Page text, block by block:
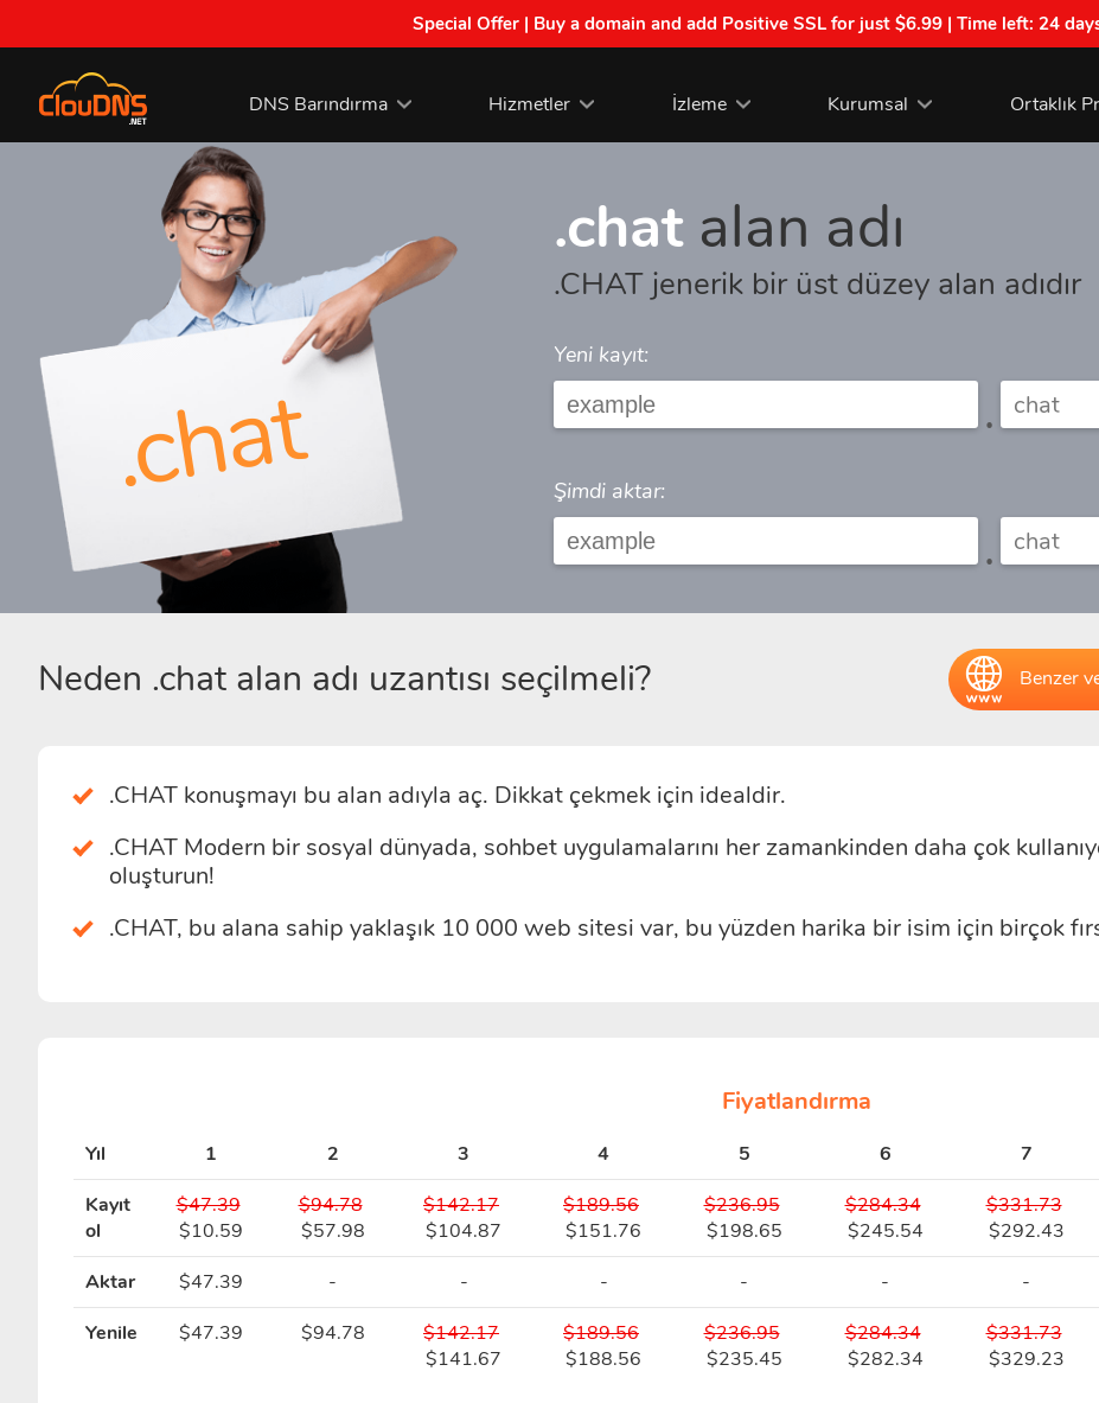
Special Offer | Buy a domain and add Positive SSL for just $6.99 | Time left: 24
DNS Barındırma Hizmetler İzleme Kurumsal Ortaklık
.chat
.chatalan adı
.CHAT jenerik bir üst düzey alan adıdır
Yeni kayıt:
.
Şimdi aktar:
.
Neden .chat alan adı uzantısı seçilmeli? Benzer
.CHAT konuşmayı bu alan adıyla aç. Dikkat çekmek için idealdir.
.CHAT Modern bir sosyal dünyada, sohbet uygulamalarını her zamankinden daha çok
oluşturun!
.CHAT, bu alana sahip yaklaşık 10 000 web sitesi var, bu yüzden harika bir isim için birçok
Fiyatlandırma
Yıl 1 2 3 4 5 6 7
Kayıt
ol
$47.39
$10.59
$94.78
$57.98
$142.17
$104.87
$189.56
$151.76
$236.95
$198.65
$284.34
$245.54
$331.73
$292.43
Aktar
$47.39 - - - - - -
Yenile
$47.39 $94.78
$142.17
$141.67
$189.56
$188.56
$236.95
$235.45
$284.34
$282.34
$331.73
$329.23